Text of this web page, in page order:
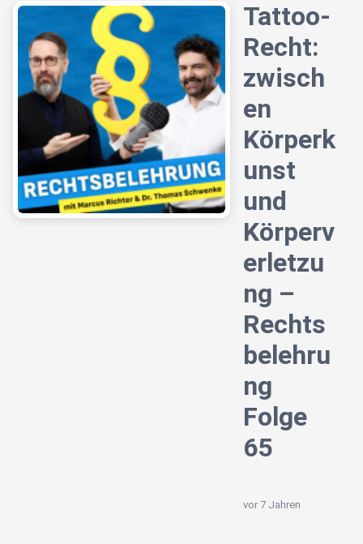
Tattoo-
Recht:
zwisch
en
Körperk
unst
und
Körperv
erletzu
ng –
Rechts
belehru
ng
Folge
65
vor 7 Jahren